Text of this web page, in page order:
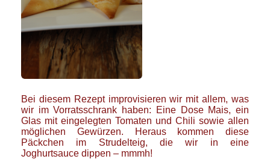
Bei diesem Rezept improvisieren wir mit allem, was
wir im Vorratsschrank haben: Eine Dose Mais, ein
Glas mit eingelegten Tomaten und Chili sowie allen
möglichen Gewürzen. Heraus kommen diese
Päckchen im Strudelteig, die wir in eine
Joghurtsauce dippen – mmmh!